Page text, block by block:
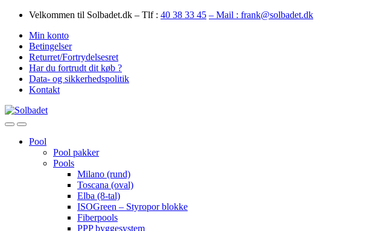
Skip
navigation
Skip
content
Velkommen til Solbadet.dk – Tlf : 40 38 33 45 – Mail : frank@solbadet.dk
Min konto
Betingelser
Returret/Fortrydelsesret
Har du fortrudt dit køb ?
Data- og sikkerhedspolitik
Kontakt
OpenClose
Pool
Pool pakker
Pools
Milano (rund)
Toscana (oval)
Elba (8-tal)
ISOGreen – Styropor blokke
Fiberpools
PPP byggesystem